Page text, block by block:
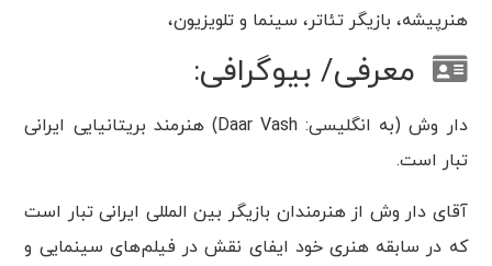
هنرپیشه، بازیگر تئاتر، سینما و تلویزیون،
معرفی/ بیوگرافی:
دار وش (به انگلیسی: Daar Vash) هنرمند بریتانیایی ایرانی
تبار است.
آقای دار وش از هنرمندان بازیگر بین المللی ایرانی تبار است
که در سابقه هنری خود ایفای نقش در فیلم‌های سینمایی و